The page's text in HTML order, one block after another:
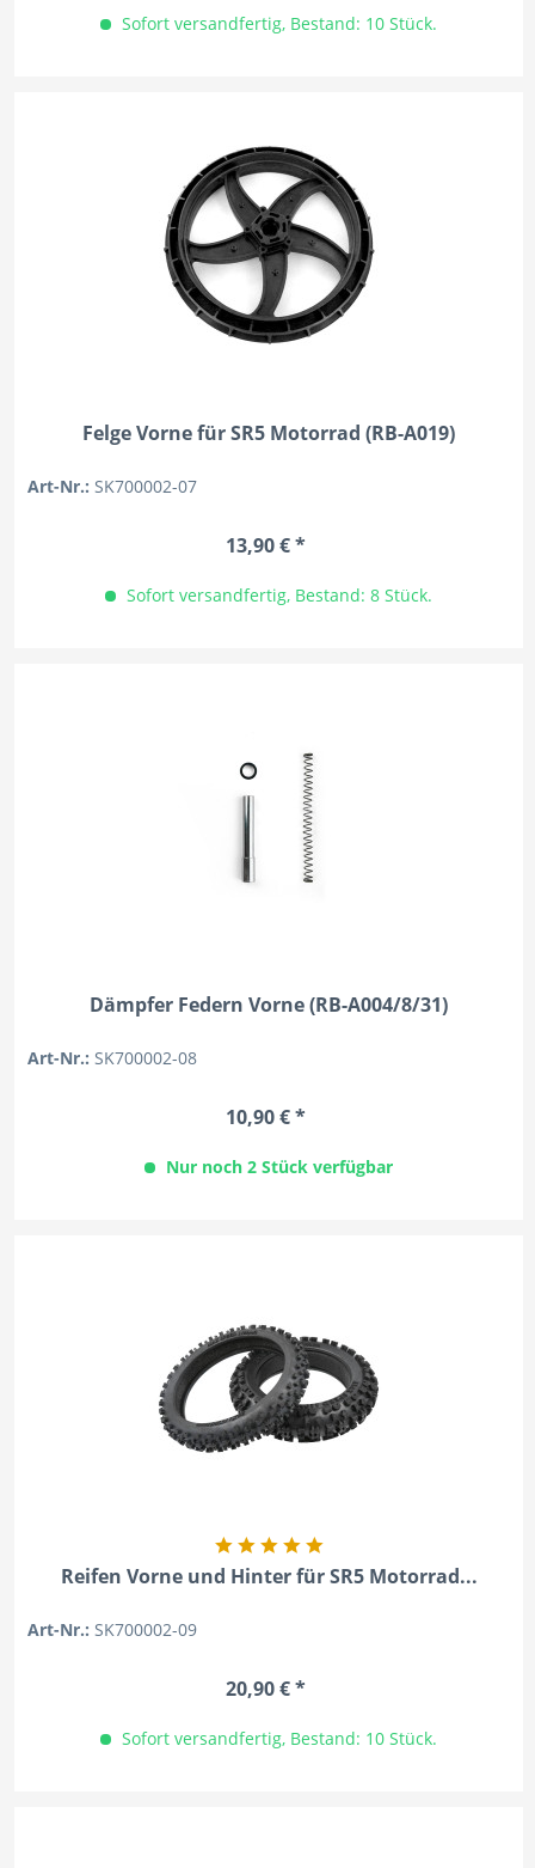
Sofort versandfertig, Bestand: 10 Stück.
Felge Vorne für SR5 Motorrad (RB-A019)
Art-Nr.:SK700002-07
13,90 € *
Sofort versandfertig, Bestand: 8 Stück.
Dämpfer Federn Vorne (RB-A004/8/31)
Art-Nr.:SK700002-08
10,90 € *
Nur noch 2 Stück verfügbar
Reifen Vorne und Hinter für SR5 Motorrad...
Art-Nr.:SK700002-09
20,90 € *
Sofort versandfertig, Bestand: 10 Stück.